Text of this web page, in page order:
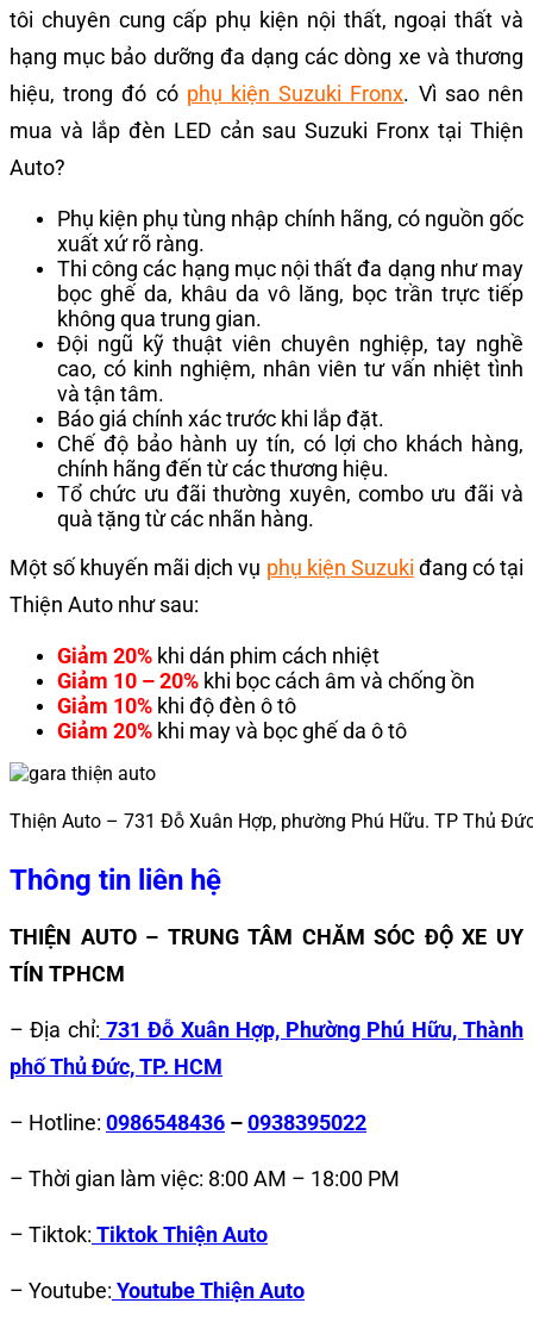
tôi chuyên cung cấp phụ kiện nội thất, ngoại thất và
hạng mục bảo dưỡng đa dạng các dòng xe và thương
hiệu, trong đó có phụ kiện Suzuki Fronx. Vì sao nên
mua và lắp đèn LED cản sau Suzuki Fronx tại Thiện
Auto?
Phụ kiện phụ tùng nhập chính hãng, có nguồn gốc
xuất xứ rõ ràng.
Thi công các hạng mục nội thất đa dạng như may
bọc ghế da, khâu da vô lăng, bọc trần trực tiếp
không qua trung gian.
Đội ngũ kỹ thuật viên chuyên nghiệp, tay nghề
cao, có kinh nghiệm, nhân viên tư vấn nhiệt tình
và tận tâm.
Báo giá chính xác trước khi lắp đặt.
Chế độ bảo hành uy tín, có lợi cho khách hàng,
chính hãng đến từ các thương hiệu.
Tổ chức ưu đãi thường xuyên, combo ưu đãi và
quà tặng từ các nhãn hàng.
Một số khuyến mãi dịch vụ phụ kiện Suzuki đang có tại
Thiện Auto như sau:
Giảm 20% khi dán phim cách nhiệt
Giảm 10 – 20% khi bọc cách âm và chống ồn
Giảm 10% khi độ đèn ô tô
Giảm 20% khi may và bọc ghế da ô tô
Thiện Auto – 731 Đỗ Xuân Hợp, phường Phú Hữu. TP Thủ
Thông tin liên hệ
THIỆN AUTO – TRUNG TÂM CHĂM SÓC ĐỘ XE UY
TÍN TPHCM
– Địa chỉ: 731 Đỗ Xuân Hợp, Phường Phú Hữu, Thành
phố Thủ Đức, TP. HCM
– Hotline: 0986548436 –0938395022
– Thời gian làm việc: 8:00 AM – 18:00 PM
– Tiktok: Tiktok Thiện Auto
– Youtube: Youtube Thiện Auto